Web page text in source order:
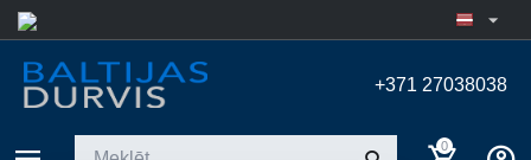
+371 27038038
0